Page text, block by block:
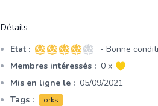
Détails
Etat : 4 sur 5 étoiles
- Bonne
Membres intéressés : 0 x
Mis en ligne le : 05/09/2021
Tags :
orks